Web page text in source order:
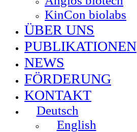
KinCon biolabs
ÜBER UNS
PUBLIKATIONEN
NEWS
FÖRDERUNG
KONTAKT
Deutsch
English